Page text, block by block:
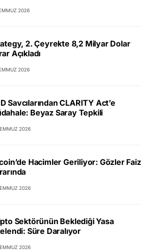
2026
2. Çeyrekte 8,2 Milyar Dolar
Açıkladı
2026
Savcılarından CLARITY Act’e
Beyaz Saray Tepkili
2026
Hacimler Geriliyor: Gözler Faiz
2026
Sektörünün Beklediği Yasa
Süre Daralıyor
2026